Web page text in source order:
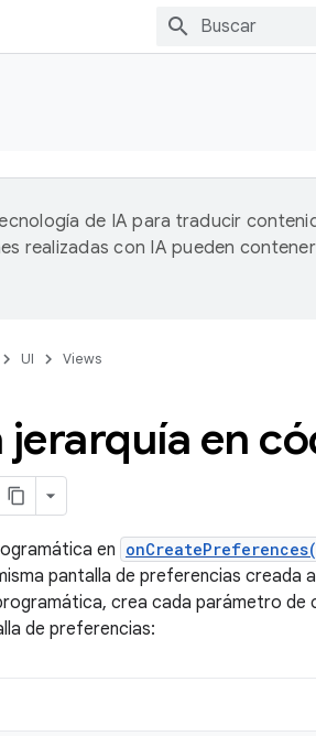
de IA para traducir
realizadas con IA pueden contener
UI Views
en
en
pantalla de preferencias creada
crea cada parámetro de
de preferencias: